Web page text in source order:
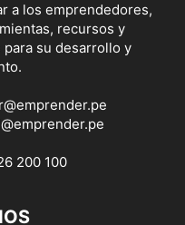
a los emprendedores,
recursos y
su desarrollo y
200 100